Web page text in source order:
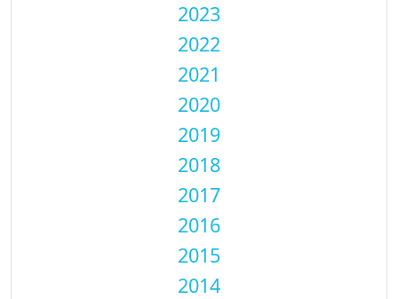
2023
2022
2021
2020
2019
2018
2017
2016
2015
2014